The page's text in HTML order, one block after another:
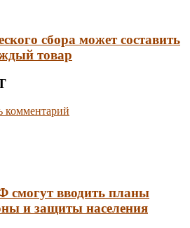
сбора может составить
товар
комментарий
смогут вводить планы
и защиты населения